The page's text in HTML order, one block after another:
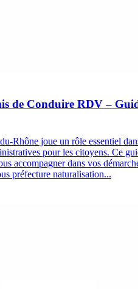
de Conduire RDV –
Rhône joue un rôle essentiel
pour les citoyens. Ce
accompagner dans vos
préfecture naturalisation...